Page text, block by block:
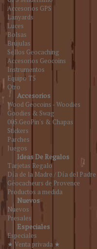
Accesorios GPS
Lanyards
Luces
Bolsas
Brújulas
Sellos Geocaching
Accesorios Geocoins
Instrumentos
Equipo T5
Otro
Accesorios
Wood Geocoins - Woodies
Goodies & Swag
005.GeoPin's & Chapas
Stickers
Parches
Juegos
Ideas De Regalos
Tarjetas Regalo
Día de la Madre / Día del Padre
Géocacheurs de Provence
Productos a medida
Nuevos
Nuevos
Presales
Especiales
Especiales
★ Venta privada ★